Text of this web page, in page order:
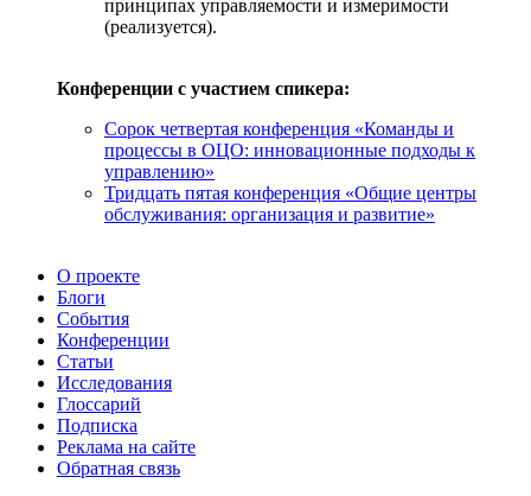
принципах управляемости и измеримости
(реализуется).
Конференции с участием спикера:
Сорок четвертая конференция «Команды и
процессы в ОЦО: инновационные подходы к
управлению»
Тридцать пятая конференция «Общие центры
обслуживания: организация и развитие»
О проекте
Блоги
События
Конференции
Статьи
Исследования
Глоссарий
Подписка
Реклама на сайте
Обратная связь